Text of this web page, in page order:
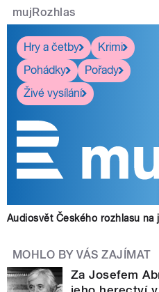
mujRozhlas
Hry a četby
Krimi
Pohádky
Pořady
Živé vysílání
Audiosvět Českého rozhlasu na
MOHLO BY VÁS ZAJÍMAT
Za Josefem